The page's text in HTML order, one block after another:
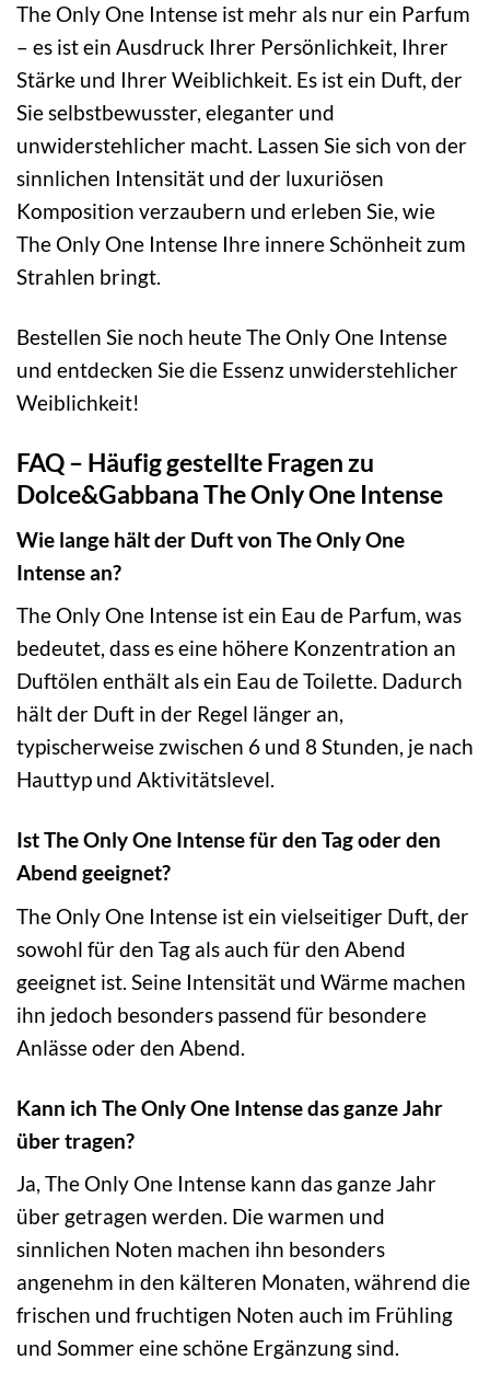
The Only One Intense ist mehr als nur ein Parfum
– es ist ein Ausdruck Ihrer Persönlichkeit, Ihrer
Stärke und Ihrer Weiblichkeit. Es ist ein Duft, der
Sie selbstbewusster, eleganter und
unwiderstehlicher macht. Lassen Sie sich von der
sinnlichen Intensität und der luxuriösen
Komposition verzaubern und erleben Sie, wie
The Only One Intense Ihre innere Schönheit zum
Strahlen bringt.
Bestellen Sie noch heute The Only One Intense
und entdecken Sie die Essenz unwiderstehlicher
Weiblichkeit!
FAQ – Häufig gestellte Fragen zu
Dolce&Gabbana The Only One Intense
Wie lange hält der Duft von The Only One
Intense an?
The Only One Intense ist ein Eau de Parfum, was
bedeutet, dass es eine höhere Konzentration an
Duftölen enthält als ein Eau de Toilette. Dadurch
hält der Duft in der Regel länger an,
typischerweise zwischen 6 und 8 Stunden, je nach
Hauttyp und Aktivitätslevel.
Ist The Only One Intense für den Tag oder den
Abend geeignet?
The Only One Intense ist ein vielseitiger Duft, der
sowohl für den Tag als auch für den Abend
geeignet ist. Seine Intensität und Wärme machen
ihn jedoch besonders passend für besondere
Anlässe oder den Abend.
Kann ich The Only One Intense das ganze Jahr
über tragen?
Ja, The Only One Intense kann das ganze Jahr
über getragen werden. Die warmen und
sinnlichen Noten machen ihn besonders
angenehm in den kälteren Monaten, während die
frischen und fruchtigen Noten auch im Frühling
und Sommer eine schöne Ergänzung sind.